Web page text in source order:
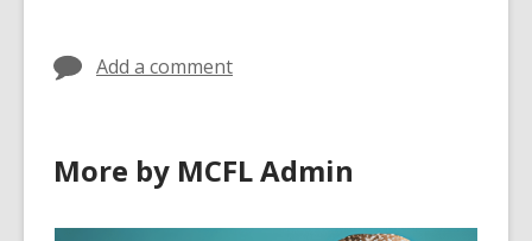
Add a comment
More by MCFL Admin